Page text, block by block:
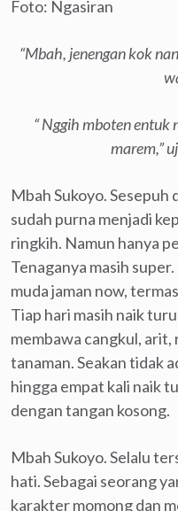
Foto: Ngasiran
“Mbah, jenengan kok
“ Nggih mboten entuk
marem,”
Mbah Sukoyo. Sesepuh
sudah purna menjadi
ringkih. Namun hanya
Tenaganya masih
muda jaman now,
Tiap hari masih naik
membawa cangkul,
tanaman. Seakan tidak
hingga empat kali naik
dengan tangan kosong.
Mbah Sukoyo. Selalu
hati. Sebagai seorang
karakter momong dan